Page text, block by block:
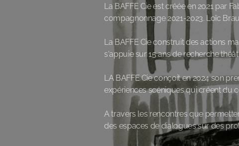
La BAFFE Cie est créée en 2021 par
compagnonnage 2021-2023. Loïc
La BAFFE Cie construit des actions
s‘appuie sur 15 ans de recherche
LA BAFFE Cie conçoit en 2024 son
expériences scéniques qui créent du
A travers les rencontres que
des espaces de dialogues sur des